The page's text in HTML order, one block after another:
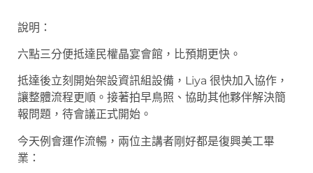
說明：
六點三分便抵達民權晶宴會館，比預期更快。
抵達後立刻開始架設資訊組設備，Liya 很快加入協作，
讓整體流程更順。接著拍早鳥照、協助其他夥伴解決簡
報問題，待會議正式開始。
今天例會運作流暢，兩位主講者剛好都是復興美工畢
業：